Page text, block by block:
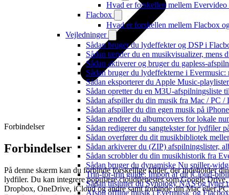
Hvad er forskellen mellem
Flacbox
Hvad er forskellen mellem Flacbox
Vejledninger
Sådan bruger du lydeffekter og DSP i
Sådan tænder du en musikvisualizer, mens
Sådan aktiverer og bruger du gapless-
Sådan bruger du lydeffekterne i
Sådan eksporterer du Apple Music-
Sådan opretter du en M3U-
Sådan afspiller du din musik fra Mac / PC
Sådan afspiller du din egen musik på
Sådan ændrer du albumcovers for lokale
Sådan redigerer du sangtekster for lydfiler
Sådan overfører du dit musikbibliotek
Sådan arkiverer du (ZIP) afspilningslister,
Sådan scrobbler du din musikhistorik fra
Sådan bruger du dynamiske Nu spiller-
Trin-for-trin guide: Import af dit iCloud-
Sådan tilslutter du Synology NAS og lytter
Afspil offline musik i Evermusic og
Forbindelser
Forbindelser
På denne skærm kan du forbinde forskellige kilder, der indeholder
lydfiler. Du kan integrere populære cloudtjenester som Google Drive,
Dropbox, OneDrive, iCloud og andre samt forbinde din Mac eller